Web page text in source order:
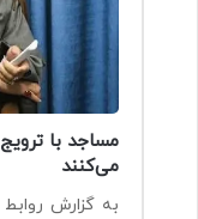
مساجد با ترویج
می‌کنند
به گزارش